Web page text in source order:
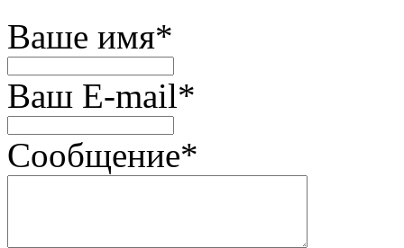
Ваше имя*
Ваш E-mail*
Сообщение*